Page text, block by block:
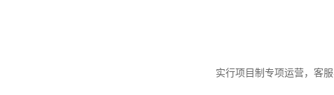
实行项目制专项运营，客